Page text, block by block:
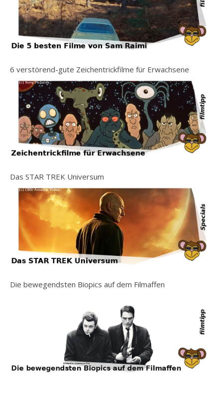
6 verstörend-gute Zeichentrickfilme für Erwachsene
Das STAR TREK Universum
Die bewegendsten Biopics auf dem Filmaffen